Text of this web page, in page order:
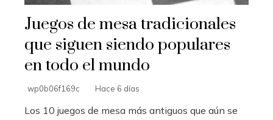
Juegos de mesa tradicionales
que siguen siendo populares
en todo el mundo
wp0b06f169c Hace 6 días
Los 10 juegos de mesa más antiguos que aún se